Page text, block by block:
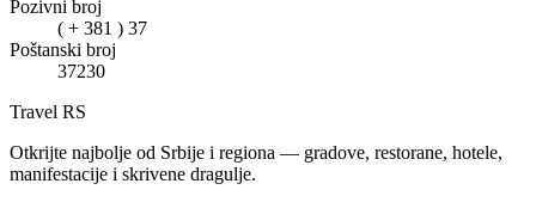
Pozivni broj
( + 381 ) 37
Poštanski broj
37230
Travel RS
Otkrijte najbolje od Srbije i regiona — gradove, restorane, hotele,
manifestacije i skrivene dragulje.